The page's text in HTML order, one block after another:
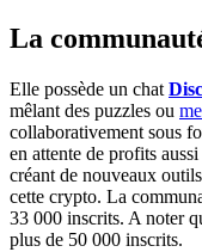
La
Elle possède un chat
mêlant des puzzles ou
collaborativement sous
en attente de profits
créant de nouveaux
cette crypto. La
33 000 inscrits. A noter
plus de 50 000 inscrits.